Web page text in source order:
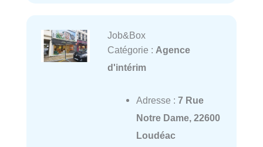
Job&Box
Catégorie : Agence
d'intérim
Adresse : 7 Rue
Notre Dame, 22600
Loudéac